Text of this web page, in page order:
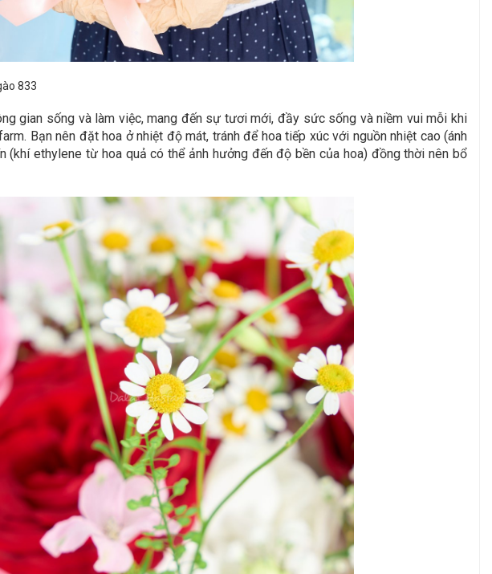
833
gian sống và làm việc, mang đến sự tươi mới, đầy sức sống và niềm vui mỗi khi
Bạn nên đặt hoa ở nhiệt độ mát, tránh để hoa tiếp xúc với nguồn nhiệt cao (ánh
ethylene từ hoa quả có thể ảnh hưởng đến độ bền của hoa) đồng thời nên bổ